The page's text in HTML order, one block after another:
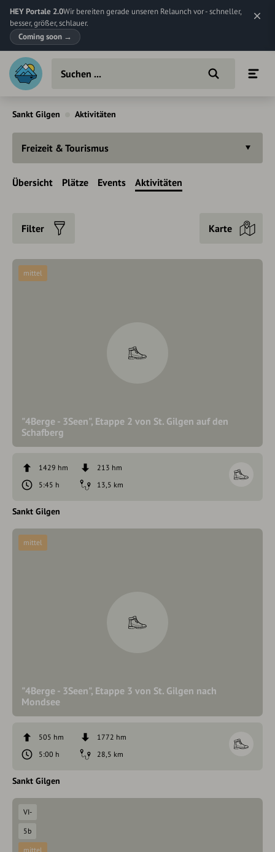
HEY Portale 2.0Wir bereiten gerade unseren Relaunch vor - schneller,
besser, größer, schlauer.
Coming soon →
Sankt Gilgen Aktivitäten
Freizeit & Tourismus
Übersicht Plätze Events Aktivitäten
Filter Karte
"4Berge - 3Seen", Etappe 2 von St. Gilgen auf den
Schafberg
mittel
1429 hm
213 hm
5:45 h
13,5 km
Sankt Gilgen
"4Berge - 3Seen", Etappe 3 von St. Gilgen nach
Mondsee
mittel
505 hm
1772 hm
5:00 h
28,5 km
Sankt Gilgen
VI-
5b
mittel